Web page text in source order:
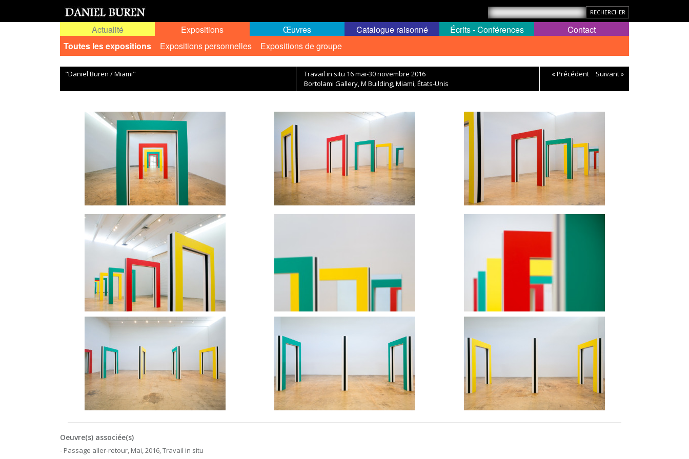
Actualité
Expositions
Toutes les expositions
Expositions personnelles Expositions de groupe
Œuvres Catalogue raisonné Écrits - Conférences Contact
"Daniel Buren / Miami"
Travail in situ 16 mai-30 novembre 2016
Bortolami Gallery, M Building, Miami, États-Unis
« Précédent Suivant »
Oeuvre(s) associée(s)
- Passage aller-retour, Mai, 2016, Travail in situ